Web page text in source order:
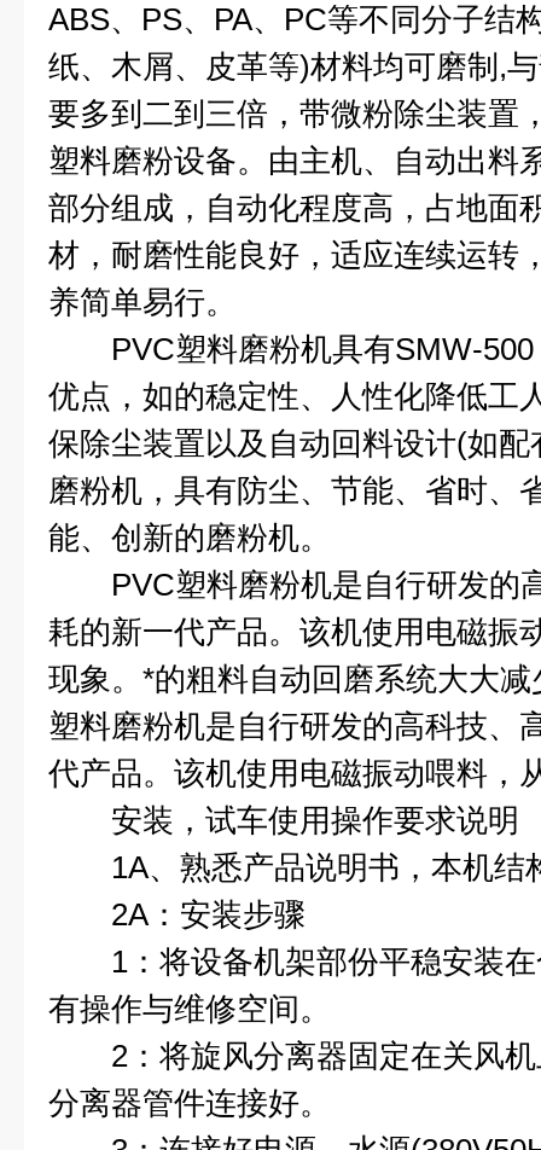
ABS、PS、PA、PC等不同分子结
纸、木屑、皮革等)材料均可磨制,
要多到二到三倍，带微粉除尘装置
塑料磨粉设备。由主机、自动出料
部分组成，自动化程度高，占地面
材，耐磨性能良好，适应连续运转
养简单易行。
PVC塑料磨粉机具有SMW-500
优点，如的稳定性、人性化降低工
保除尘装置以及自动回料设计(如
磨粉机，具有防尘、节能、省时、
能、创新的磨粉机。
PVC塑料磨粉机是自行研发的
耗的新一代产品。该机使用电磁振
现象。*的粗料自动回磨系统大大
塑料磨粉机是自行研发的高科技、
代产品。该机使用电磁振动喂料，
安装，试车使用操作要求说明
1A、熟悉产品说明书，本机结
2A：安装步骤
1：将设备机架部份平稳安装在
有操作与维修空间。
2：将旋风分离器固定在关风机
分离器管件连接好。